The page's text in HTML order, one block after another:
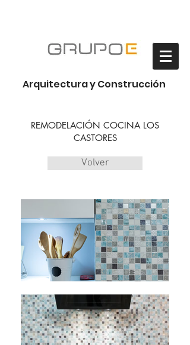
Arquitectura y Construcción
REMODELACIÓN COCINA LOS
CASTORES
Volver